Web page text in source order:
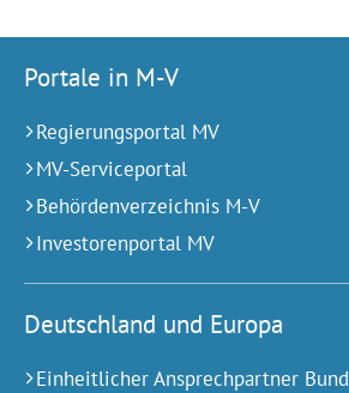
Portale in M-V
Regierungsportal MV
MV-Serviceportal
Behördenverzeichnis M-V
Investorenportal MV
Deutschland und Europa
Einheitlicher Ansprechpartner Bund